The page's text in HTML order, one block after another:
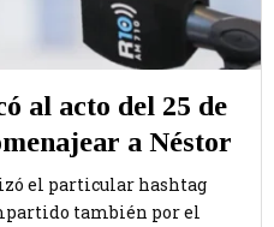
al acto del 25 de
a Néstor
el particular hashtag
también por el